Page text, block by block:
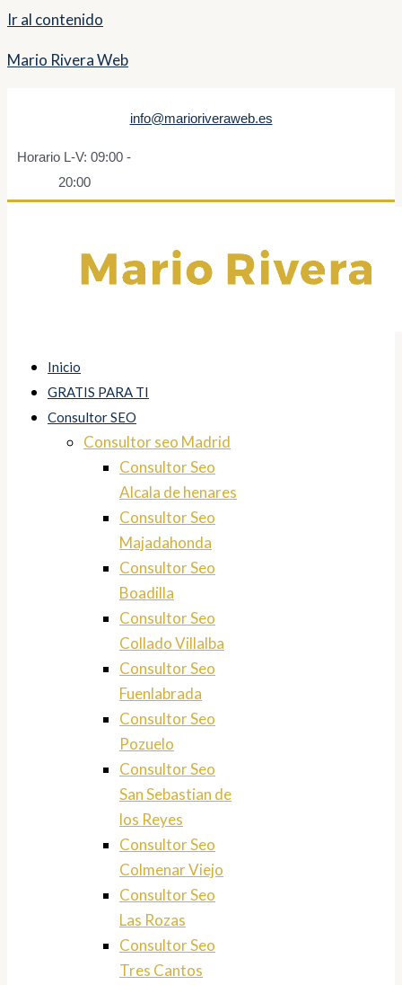
Ir al contenido
Mario Rivera Web
info@marioriveraweb.es
Horario L-V: 09:00 -
20:00
Inicio
GRATIS PARA TI
Consultor SEO
Consultor seo Madrid
Consultor Seo
Alcala de henares
Consultor Seo
Majadahonda
Consultor Seo
Boadilla
Consultor Seo
Collado Villalba
Consultor Seo
Fuenlabrada
Consultor Seo
Pozuelo
Consultor Seo
San Sebastian de
los Reyes
Consultor Seo
Colmenar Viejo
Consultor Seo
Las Rozas
Consultor Seo
Tres Cantos